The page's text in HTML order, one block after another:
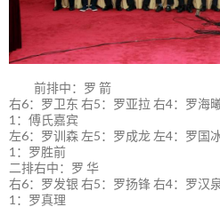
前排中：罗 箭
右6：罗卫东 右5：罗亚拉 右4：罗海
1：傅氏嘉宾
左6：罗训森 左5：罗成龙 左4：罗国
1：罗胜前
二排右中：罗 华
右6：罗发银 右5：罗扬锋 右4：罗汉
1：罗真理